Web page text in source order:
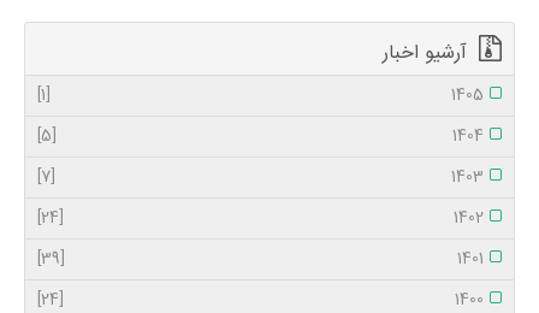
آرشیو اخبار
1405
[1]
1404
[5]
1403
[7]
1402
[24]
1401
[39]
1400
[24]